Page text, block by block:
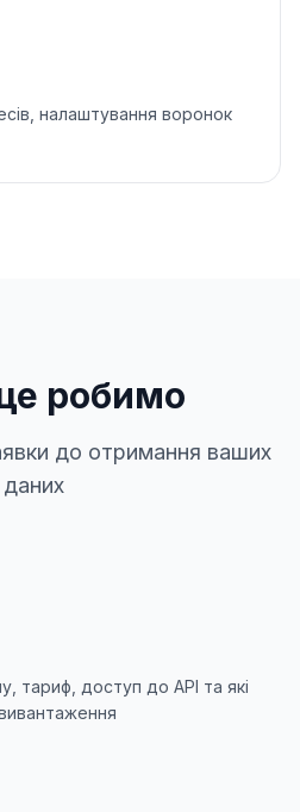
налаштування воронок
робимо
до отримання ваших
даних
тариф, доступ до API та які